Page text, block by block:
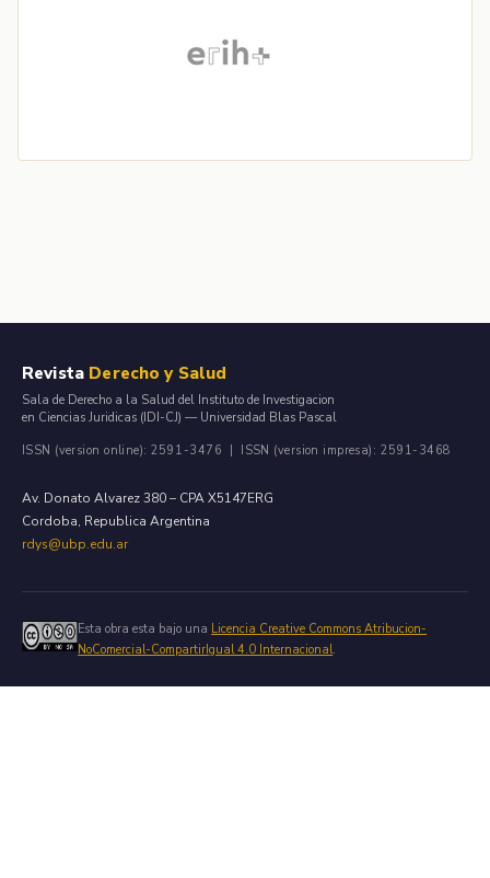
Revista Derecho y Salud
Sala de Derecho a la Salud del Instituto de Investigacion
en Ciencias Juridicas (IDI-CJ) — Universidad Blas Pascal
ISSN (version online): 2591-3476 | ISSN (version impresa): 2591-3468
Av. Donato Alvarez 380 – CPA X5147ERG
Cordoba, Republica Argentina
rdys@ubp.edu.ar
Esta obra esta bajo una Licencia Creative Commons Atribucion-
NoComercial-CompartirIgual 4.0 Internacional.